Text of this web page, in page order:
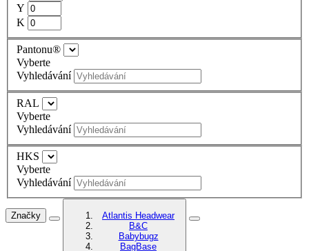
Y
K
Pantonu®
Vyberte
Vyhledávání
RAL
Vyberte
Vyhledávání
HKS
Vyberte
Vyhledávání
Značky
Atlantis Headwear
B&C
Babybugz
BagBase